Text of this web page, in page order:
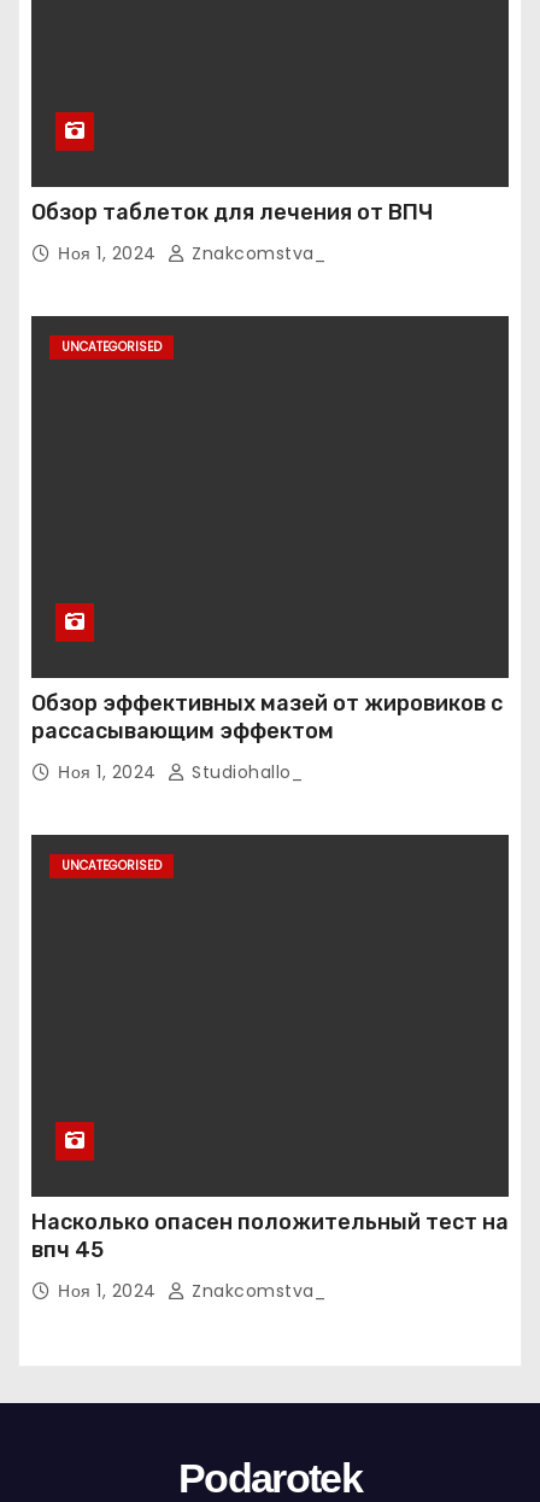
Обзор таблеток для лечения от ВПЧ
Ноя 1, 2024 Znakcomstva_
UNCATEGORISED
Обзор эффективных мазей от жировиков с
рассасывающим эффектом
Ноя 1, 2024 Studiohallo_
UNCATEGORISED
Насколько опасен положительный тест на
впч 45
Ноя 1, 2024 Znakcomstva_
Podarotek